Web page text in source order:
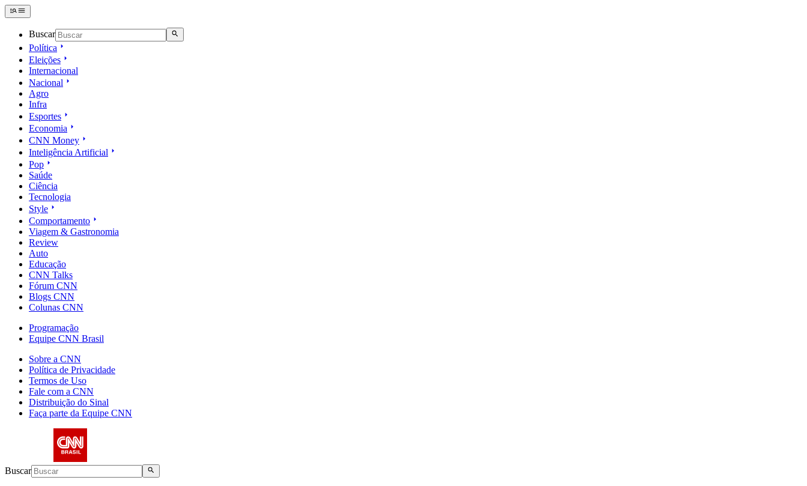
Buscar
Política
Eleições
Internacional
Nacional
Agro
Infra
Esportes
Economia
CNN Money
Inteligência Artificial
Pop
Saúde
Ciência
Tecnologia
Style
Comportamento
Viagem & Gastronomia
Review
Auto
Educação
CNN Talks
Fórum CNN
Blogs CNN
Colunas CNN
Programação
Equipe CNN Brasil
Sobre a CNN
Política de Privacidade
Termos de Uso
Fale com a CNN
Distribuição do Sinal
Faça parte da Equipe CNN
Buscar